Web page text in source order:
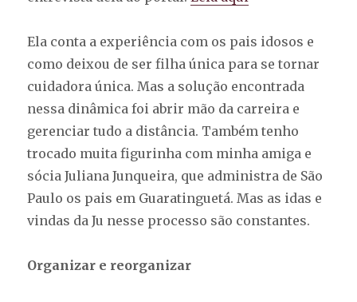
Ela conta a experiência com os pais idosos e
como deixou de ser filha única para se tornar
cuidadora única. Mas a solução encontrada
nessa dinâmica foi abrir mão da carreira e
gerenciar tudo a distância. Também tenho
trocado muita figurinha com minha amiga e
sócia Juliana Junqueira, que administra de São
Paulo os pais em Guaratinguetá. Mas as idas e
vindas da Ju nesse processo são constantes.
Organizar e reorganizar